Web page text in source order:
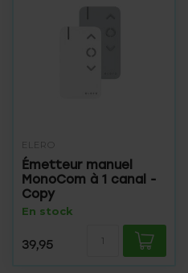
ELERO
Émetteur manuel
MonoCom à 1 canal -
Copy
En stock
39,95